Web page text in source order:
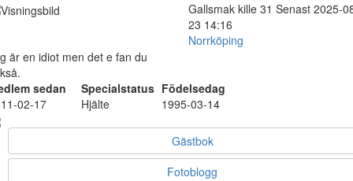
Gallsmak kille 31 Senast 2025-
23 14:16
Norrköping
är en idiot men det e fan du
sedan
Specialstatus Födelsedag
02-17
Hjälte 1995-03-14
Gästbok
Fotoblogg